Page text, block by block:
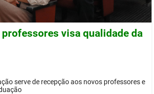
visa qualidade da
serve de recepção aos novos professores e